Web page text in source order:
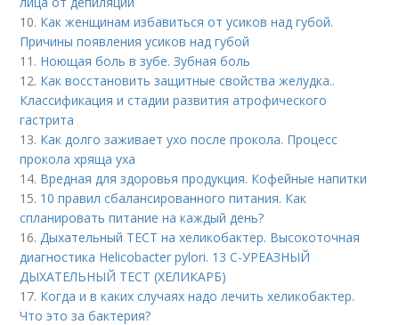
10. Как женщинам избавиться от усиков над губой.
Причины появления усиков над губой
11. Ноющая боль в зубе. Зубная боль
12. Как восстановить защитные свойства желудка..
Классификация и стадии развития атрофического
гастрита
13. Как долго заживает ухо после прокола. Процесс
прокола хряща уха
14. Вредная для здоровья продукция. Кофейные напитки
15. 10 правил сбалансированного питания. Как
спланировать питание на каждый день?
16. Дыхательный ТЕСТ на хеликобактер. Высокоточная
диагностика Helicobacter pylori. 13 C-УРЕАЗНЫЙ
ДЫХАТЕЛЬНЫЙ ТЕСТ (ХЕЛИКАРБ)
17. Когда и в каких случаях надо лечить хеликобактер.
Что это за бактерия?